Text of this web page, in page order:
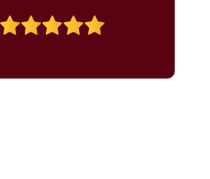
Mini Pastel de Festa Heliópolis